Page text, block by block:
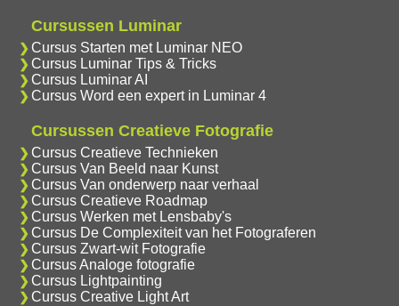
Cursussen Luminar
Cursus Starten met Luminar NEO
Cursus Luminar Tips & Tricks
Cursus Luminar AI
Cursus Word een expert in Luminar 4
Cursussen Creatieve Fotografie
Cursus Creatieve Technieken
Cursus Van Beeld naar Kunst
Cursus Van onderwerp naar verhaal
Cursus Creatieve Roadmap
Cursus Werken met Lensbaby's
Cursus De Complexiteit van het Fotograferen
Cursus Zwart-wit Fotografie
Cursus Analoge fotografie
Cursus Lightpainting
Cursus Creative Light Art